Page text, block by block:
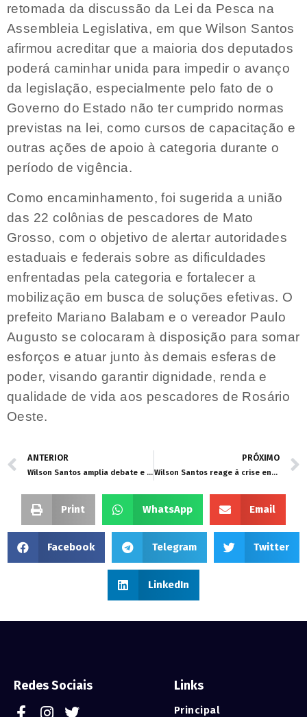
retomada da discussão da Lei da Pesca na
Assembleia Legislativa, em que Wilson Santos
afirmou acreditar que a maioria dos deputados
poderá caminhar unida para impedir o avanço
da legislação, especialmente pelo fato de o
Governo do Estado não ter cumprido normas
previstas na lei, como cursos de capacitação e
outras ações de apoio à categoria durante o
período de vigência.
Como encaminhamento, foi sugerida a união
das 22 colônias de pescadores de Mato
Grosso, com o objetivo de alertar autoridades
estaduais e federais sobre as dificuldades
enfrentadas pela categoria e fortalecer a
mobilização em busca de soluções efetivas. O
prefeito Mariano Balabam e o vereador Paulo
Augusto se colocaram à disposição para somar
esforços e atuar junto às demais esferas de
poder, visando garantir dignidade, renda e
qualidade de vida aos pescadores de Rosário
Oeste.
ANTERIOR
Wilson Santos amplia debate e leva audiência pública sobre energia elétrica a Nossa Senhora do Livramento
PRÓXIMO
Wilson Santos reage à crise energética e cobra providências da Energisa para Livramento
Print WhatsApp Email
Facebook Telegram Twitter
LinkedIn
Links
Principal
Redes Sociais